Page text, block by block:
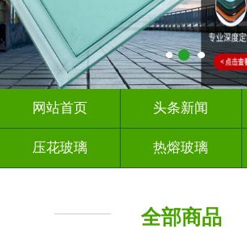
网站首页 头条新闻
压花玻璃 热熔玻璃
其它玻璃
全部商品